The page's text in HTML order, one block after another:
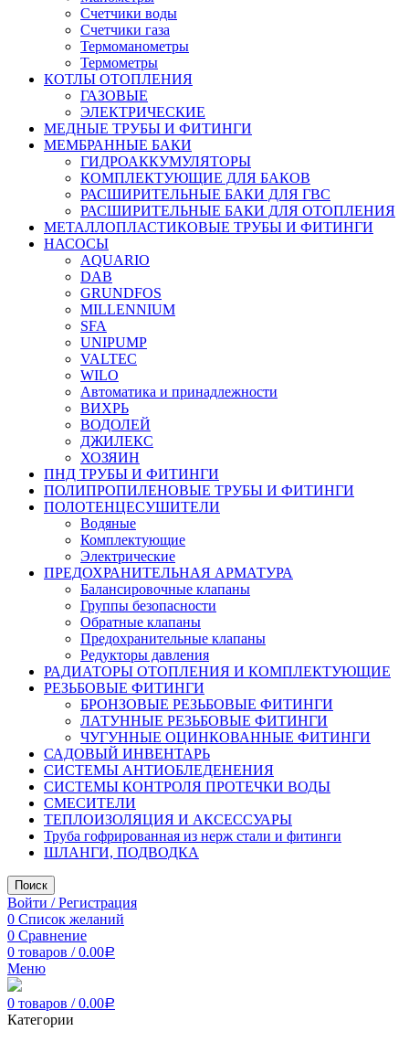
Счетчики воды
Счетчики газа
Термоманометры
Термометры
КОТЛЫ ОТОПЛЕНИЯ
ГАЗОВЫЕ
ЭЛЕКТРИЧЕСКИЕ
МЕДНЫЕ ТРУБЫ И ФИТИНГИ
МЕМБРАННЫЕ БАКИ
ГИДРОАККУМУЛЯТОРЫ
КОМПЛЕКТУЮЩИЕ ДЛЯ БАКОВ
РАСШИРИТЕЛЬНЫЕ БАКИ ДЛЯ ГВС
РАСШИРИТЕЛЬНЫЕ БАКИ ДЛЯ ОТОПЛЕНИЯ
МЕТАЛЛОПЛАСТИКОВЫЕ ТРУБЫ И ФИТИНГИ
НАСОСЫ
AQUARIO
DAB
GRUNDFOS
MILLENNIUM
SFA
UNIPUMP
VALTEC
WILO
Автоматика и принадлежности
ВИХРЬ
ВОДОЛЕЙ
ДЖИЛЕКС
ХОЗЯИН
ПНД ТРУБЫ И ФИТИНГИ
ПОЛИПРОПИЛЕНОВЫЕ ТРУБЫ И ФИТИНГИ
ПОЛОТЕНЦЕСУШИТЕЛИ
Водяные
Комплектующие
Электрические
ПРЕДОХРАНИТЕЛЬНАЯ АРМАТУРА
Балансировочные клапаны
Группы безопасности
Обратные клапаны
Предохранительные клапаны
Редукторы давления
РАДИАТОРЫ ОТОПЛЕНИЯ И КОМПЛЕКТУЮЩИЕ
РЕЗЬБОВЫЕ ФИТИНГИ
БРОНЗОВЫЕ РЕЗЬБОВЫЕ ФИТИНГИ
ЛАТУННЫЕ РЕЗЬБОВЫЕ ФИТИНГИ
ЧУГУННЫЕ ОЦИНКОВАННЫЕ ФИТИНГИ
САДОВЫЙ ИНВЕНТАРЬ
СИСТЕМЫ АНТИОБЛЕДЕНЕНИЯ
СИСТЕМЫ КОНТРОЛЯ ПРОТЕЧКИ ВОДЫ
СМЕСИТЕЛИ
ТЕПЛОИЗОЛЯЦИЯ И АКСЕССУАРЫ
Труба гофрированная из нерж стали и фитинги
ШЛАНГИ, ПОДВОДКА
Поиск
Войти / Регистрация
0 Список желаний
0 Сравнение
0 товаров / 0.00Р
Меню
0 товаров / 0.00Р
Категории